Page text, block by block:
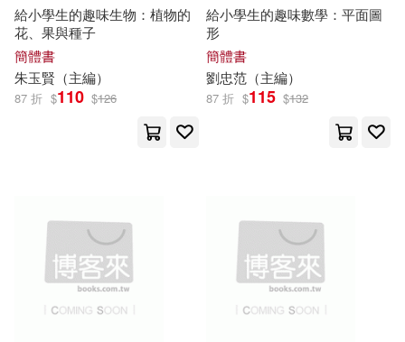
博士研究生入學考試命題研究組(3
吉良悠(33)
於清峰（主編）(32)
鴉ぴえろ(31)
張銀合（主編）(30)
北京師範大學出版社(265)
社會科學文獻出版社(258)
中國輕工業出版社(236)
中國農業大學出版社(236)
價格
範圍
給小學生的趣味生物：植物的
花、果與種子
簡體書
朱玉賢（主編）
87 折 $110 $126
給小學生的趣味數學：平面圖
形
簡體書
劉忠范（主編）
87 折 $115 $132